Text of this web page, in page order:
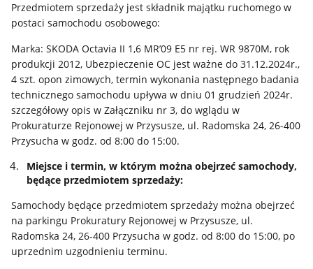
Przedmiotem sprzedaży jest składnik majątku ruchomego w
postaci samochodu osobowego:
Marka: SKODA Octavia II 1,6 MR’09 E5 nr rej. WR 9870M, rok
produkcji 2012, Ubezpieczenie OC jest ważne do 31.12.2024r.,
4 szt. opon zimowych, termin wykonania następnego badania
technicznego samochodu upływa w dniu 01 grudzień 2024r.
szczegółowy opis w Załączniku nr 3, do wglądu w
Prokuraturze Rejonowej w Przysusze, ul. Radomska 24, 26-400
Przysucha w godz. od 8:00 do 15:00.
Miejsce i termin, w którym można obejrzeć samochody,
będące przedmiotem sprzedaży:
Samochody będące przedmiotem sprzedaży można obejrzeć
na parkingu Prokuratury Rejonowej w Przysusze, ul.
Radomska 24, 26-400 Przysucha w godz. od 8:00 do 15:00, po
uprzednim uzgodnieniu terminu.